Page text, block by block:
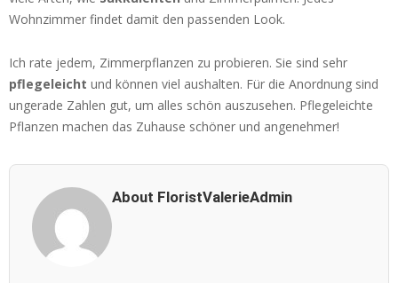
Wohnzimmer findet damit den passenden Look.
Ich rate jedem, Zimmerpflanzen zu probieren. Sie sind sehr
pflegeleicht und können viel aushalten. Für die Anordnung sind
ungerade Zahlen gut, um alles schön auszusehen. Pflegeleichte
Pflanzen machen das Zuhause schöner und angenehmer!
About FloristValerieAdmin